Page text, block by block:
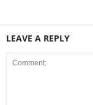
LEAVE A REPLY